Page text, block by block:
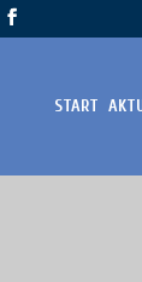
START